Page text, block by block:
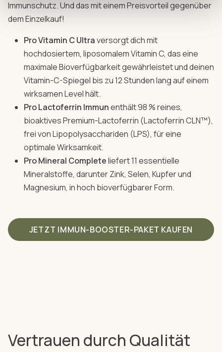
Immunschutz. Und das mit einem Preisvorteil gegenüber
dem Einzelkauf!
Pro Vitamin C Ultraversorgt dich mit
hochdosiertem, liposomalem Vitamin C, das eine
maximale Bioverfügbarkeit gewährleistet und deinen
Vitamin-C-Spiegel bis zu 12 Stunden lang auf einem
wirksamen Level hält.
Pro Lactoferrin Immunenthält 98 % reines,
bioaktives Premium-Lactoferrin (Lactoferrin CLN™),
frei von Lipopolysacchariden (LPS), für eine
optimale Wirksamkeit.
Pro Mineral Completeliefert 11 essentielle
Mineralstoffe, darunter Zink, Selen, Kupfer und
Magnesium, in hoch bioverfügbarer Form.
JETZT IMMUN-BOOSTER-PAKET KAUFEN
Vertrauen durch Qualität